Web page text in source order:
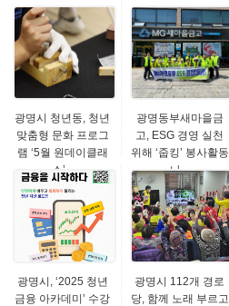
광명시 청년동, 청년
맞춤형 문화 프로그
램 ‘5월 원데이클래
스’...
광명동부새마을금
고, ESG 경영 실천
위해 ‘줍킹’ 봉사활동
나...
광명시, ‘2025 청년
금융 아카데미’ 수강
광명시 112개 경로
당, 함께 노래 부르고